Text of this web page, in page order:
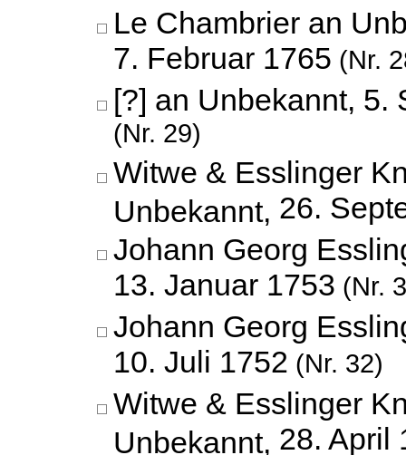
Le Chambrier an
7. Februar 1765 (Nr.
[?] an Unbekannt, 5.
(Nr. 29)
Witwe & Esslinger
Unbekannt, 26.
Johann Georg
13. Januar 1753 (Nr.
Johann Georg
10. Juli 1752 (Nr. 32)
Witwe & Esslinger
Unbekannt, 28. April